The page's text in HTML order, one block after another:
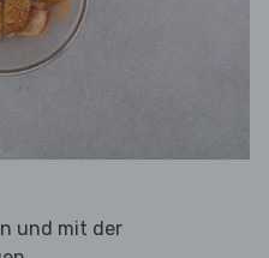
und mit der